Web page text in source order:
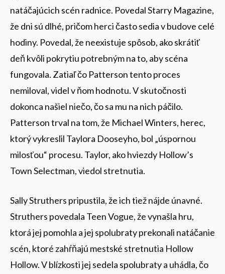
natáčajúcich scén radnice. Povedal Starry Magazine,
že dni sú dlhé, pričom herci často sedia v budove celé
hodiny. Povedal, že neexistuje spôsob, ako skrátiť
deň kvôli pokrytiu potrebným na to, aby scéna
fungovala. Zatiaľ čo Patterson tento proces
nemiloval, videl v ňom hodnotu. V skutočnosti
dokonca našiel niečo, čo sa mu na nich páčilo.
Patterson trval na tom, že Michael Winters, herec,
ktorý vykreslil Taylora Dooseyho, bol „úspornou
milosťou“ procesu. Taylor, ako hviezdy Hollow’s
Town Selectman, viedol stretnutia.
Sally Struthers pripustila, že ich tiež nájde únavné.
Struthers povedala Teen Vogue, že vynašla hru,
ktorá jej pomohla a jej spolubraty prekonali natáčanie
scén, ktoré zahŕňajú mestské stretnutia Hollow
Hollow. V blízkosti jej sedela spolubraty a uhádla, čo